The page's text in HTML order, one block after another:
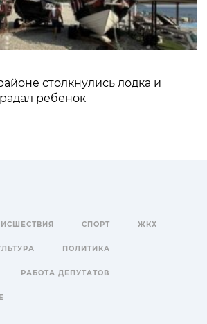
столкнулись лодка и
ребенок
СПОРТ ЖКХ
ПОЛИТИКА
РАБОТА ДЕПУТАТОВ